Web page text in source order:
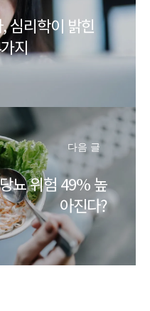
심리학이 밝힌
지
다음 글
뇨 위험 49% 높
아진다?